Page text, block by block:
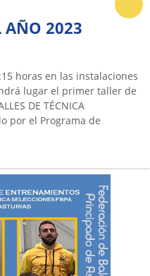
AÑO 2023
horas en las instalaciones
lugar el primer taller de
DE TÉCNICA
por el Programa de